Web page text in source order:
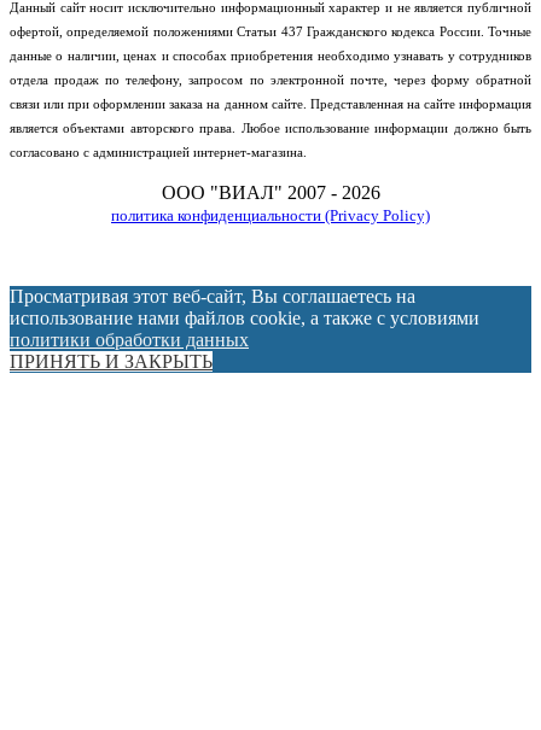
Данный сайт носит исключительно информационный характер и не является публичной
офертой, определяемой положениями Статьи 437 Гражданского кодекса России. Точные
данные о наличии, ценах и способах приобретения необходимо узнавать у сотрудников
отдела продаж по телефону, запросом по электронной почте, через форму обратной
связи или при оформлении заказа на данном сайте. Представленная на сайте информация
является объектами авторского права. Любое использование информации должно быть
согласовано с администрацией интернет-магазина.
ООО "ВИАЛ" 2007 - 2026
политика конфиденциальности (Privacy Policy)
Просматривая этот веб-сайт, Вы соглашаетесь на
использование нами файлов cookie, а также с условиями
политики обработки данных
ПРИНЯТЬ И ЗАКРЫТЬ